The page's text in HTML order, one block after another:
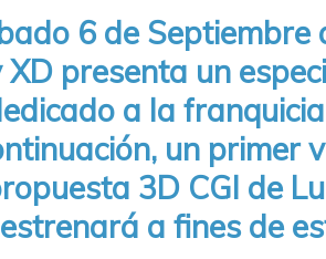
6 de Septiembre
XD presenta un
a la
un primer
3D CGI de
estrenará a fines de